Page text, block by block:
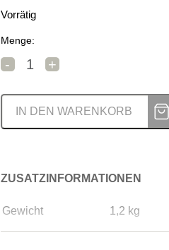
Vorrätig
Menge:
-
Metallkraft Sägeband Bi-
+
IN DEN WARENKORB
ZUSATZINFORMATIONEN
Gewicht 1,2 kg